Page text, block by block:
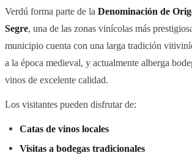
Verdú forma parte de la Denominación de
Segre, una de las zonas vinícolas más
municipio cuenta con una larga tradición
a la época medieval, y actualmente alberga
vinos de excelente calidad.
Los visitantes pueden disfrutar de:
Catas de vinos locales
Visitas a bodegas tradicionales